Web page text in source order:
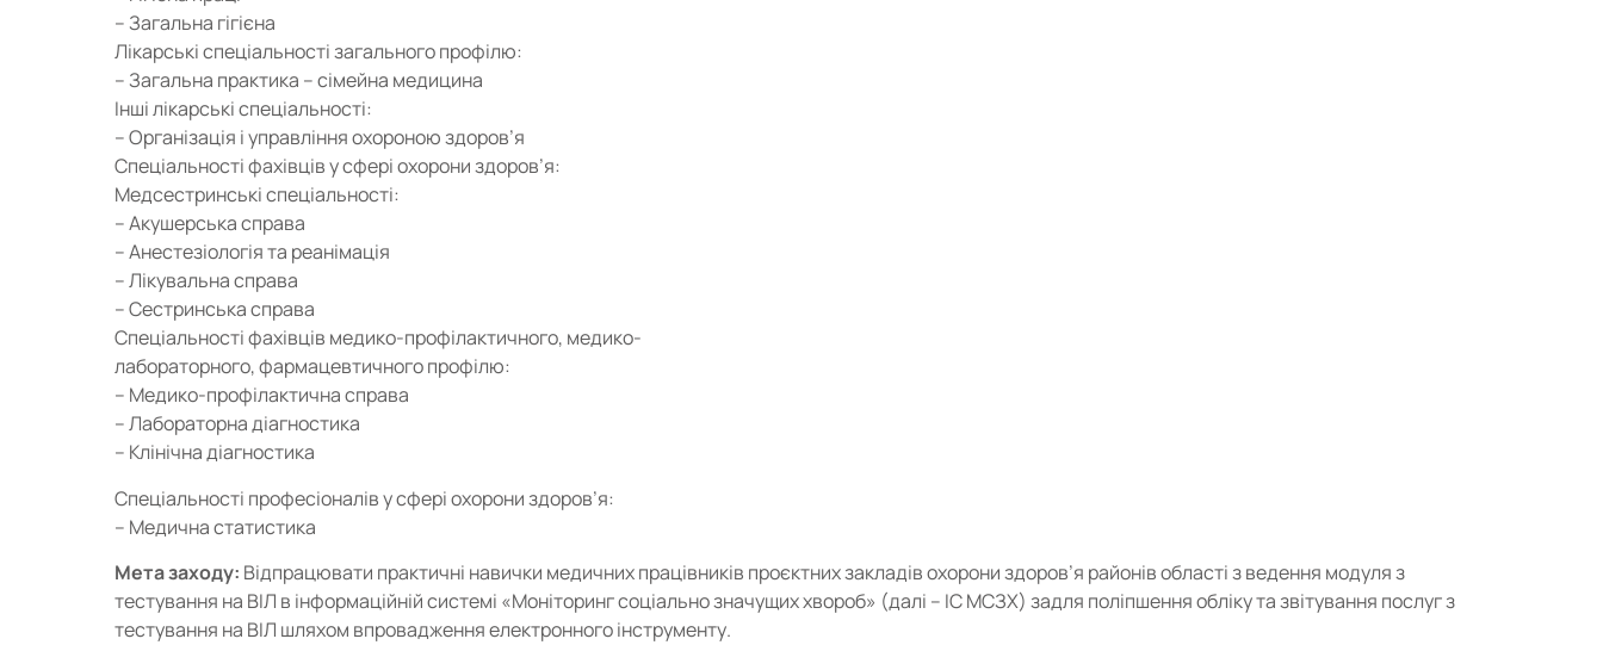
– Загальна гігієна
Лікарські спеціальності загального профілю:
– Загальна практика – сімейна медицина
Інші лікарські спеціальності:
– Організація і управління охороною здоров’я
Спеціальності фахівців у сфері охорони здоров’я:
Медсестринські спеціальності:
– Акушерська справа
– Анестезіологія та реанімація
– Лікувальна справа
– Сестринська справа
Спеціальності фахівців медико-профілактичного, медико-
лабораторного, фармацевтичного профілю:
– Медико-профілактична справа
– Лабораторна діагностика
– Клінічна діагностика
Спеціальності професіоналів у сфері охорони здоров’я:
– Медична статистика
Мета заходу: Відпрацювати практичні навички медичних працівників проєктних закладів охорони здоров’я районів області з ведення модуля з
тестування на ВІЛ в інформаційній системі «Моніторинг соціально значущих хвороб» (далі – ІС МСЗХ) задля поліпшення обліку та звітування послуг з
тестування на ВІЛ шляхом впровадження електронного інструменту.